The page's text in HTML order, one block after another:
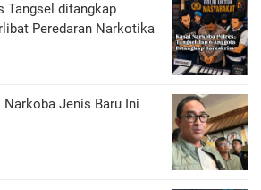
Tangsel ditangkap
Peredaran Narkotika
Jenis Baru Ini